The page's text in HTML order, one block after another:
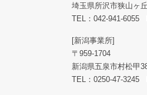
埼玉県所沢市狭山ヶ
TEL： 042-941-6055
[新潟事業所]
〒959-1704
新潟県五泉市村松甲
TEL： 0250-47-3245